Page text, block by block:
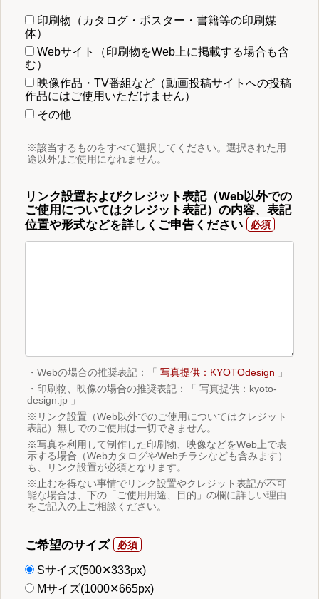
印刷物（カタログ・ポスター・書籍等の印刷媒
体）
Webサイト（印刷物をWeb上に掲載する場合も含
む）
映像作品・TV番組など（動画投稿サイトへの投稿
作品にはご使用いただけません）
その他
※該当するものをすべて選択してください。選択された用
途以外はご使用になれません。
リンク設置およびクレジット表記（Web以外での
ご使用についてはクレジット表記）の内容、表記
位置や形式などを詳しくご申告ください
・Webの場合の推奨表記：「 写真提供：KYOTOdesign 」
・印刷物、映像の場合の推奨表記：「 写真提供：kyoto-
design.jp 」
※リンク設置（Web以外でのご使用についてはクレジット
表記）無しでのご使用は一切できません。
※写真を利用して制作した印刷物、映像などをWeb上で表
示する場合（WebカタログやWebチラシなども含みます）
も、リンク設置が必須となります。
※止むを得ない事情でリンク設置やクレジット表記が不可
能な場合は、下の「ご使用用途、目的」の欄に詳しい理由
をご記入の上ご相談ください。
ご希望のサイズ
Sサイズ(500✕333px)
Mサイズ(1000✕665px)